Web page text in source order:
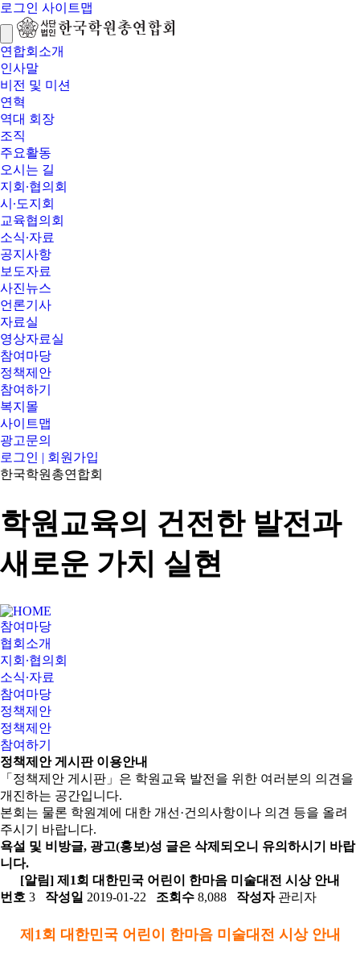
로그인 사이트맵
연합회소개
인사말
비전 및 미션
연혁
역대 회장
조직
주요활동
오시는 길
지회∙협의회
시∙도지회
교육협의회
소식∙자료
공지사항
보도자료
사진뉴스
언론기사
자료실
영상자료실
참여마당
정책제안
참여하기
복지몰
사이트맵
광고문의
로그인 | 회원가입
한국학원총연합회
학원교육의 건전한 발전과
새로운 가치 실현
참여마당
협회소개
지회∙협의회
소식∙자료
참여마당
정책제안
정책제안
참여하기
정책제안 게시판 이용안내
「정책제안 게시판」은 학원교육 발전을 위한 여러분의 의견을
개진하는 공간입니다.
본회는 물론 학원계에 대한 개선·건의사항이나 의견 등을 올려
주시기 바랍니다.
욕설 및 비방글, 광고(홍보)성 글은 삭제되오니 유의하시기 바랍
니다.
[알림] 제1회 대한민국 어린이 한마음 미술대전 시상 안내
번호 3 작성일 2019-01-22 조회수 8,088 작성자 관리자
제1회 대한민국 어린이 한마음 미술대전 시상 안내